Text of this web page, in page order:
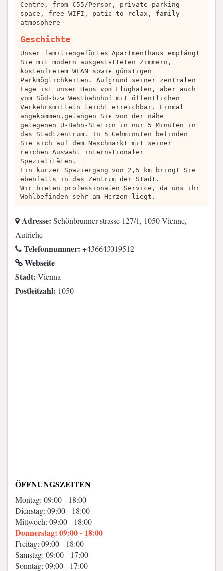
Centre, from €55/Person, private parking
space, free WIFI, patio to relax, family
atmosphere
Geschichte
Unser familiengefürtes Apartmenthaus empfängt
Sie mit modern ausgestatteten Zimmern,
kostenfreiem WLAN sowie günstigen
Parkmöglichkeiten. Aufgrund seiner zentralen
Lage ist unser Haus vom Flughafen, aber auch
vom Süd-bzw Westbahnhof mit öffentlichen
Verkehrsmitteln leicht erreichbar. Einmal
angekommen,gelangen Sie von der nähe
gelegenen U-Bahn-Station in nur 5 Minuten in
das Stadtzentrum. In 5 Gehminuten befinden
Sie sich auf dem Naschmarkt mit seiner
reichen Auswahl internationaler
Spezialitäten.
Ein kurzer Spaziergang von 2,5 km bringt Sie
ebenfalls in das Zentrum der Stadt.
Wir bieten professionalen Service, da uns ihr
Wohlbefinden sehr am Herzen liegt.
Adresse: Schönbrunner strasse 127/1, 1050 Vienne,
Autriche
Telefonnummer: +436643019512
Webseite
Stadt: Vienna
Postleitzahl: 1050
ÖFFNUNGSZEITEN
Montag: 09:00 - 18:00
Dienstag: 09:00 - 18:00
Mittwoch: 09:00 - 18:00
Donnerstag: 09:00 - 18:00
Freitag: 09:00 - 18:00
Samstag: 09:00 - 17:00
Sonntag: 09:00 - 17:00